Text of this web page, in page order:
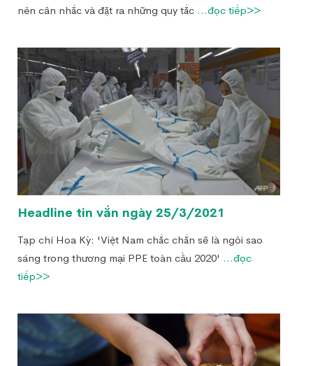
nên cân nhắc và đặt ra những quy tắc ...đọc tiếp>>
Headline tin vắn ngày 25/3/2021
Tạp chí Hoa Kỳ: 'Việt Nam chắc chắn sẽ là ngôi sao
sáng trong thương mại PPE toàn cầu 2020' ...đọc
tiếp>>